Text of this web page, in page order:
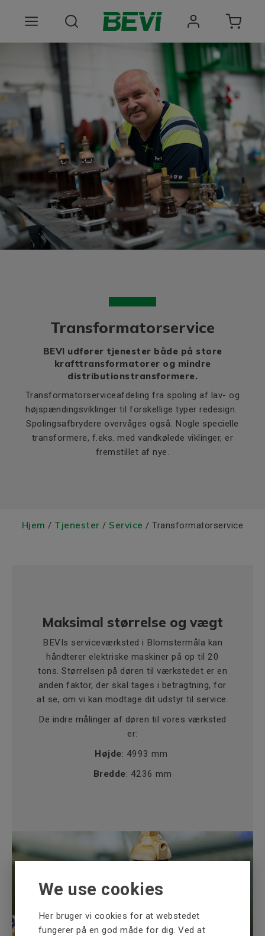
We use cookies
Her bruger vi cookies for at webstedet
fungerer på en god måde for dig. Ved at
Anvendelsesomrader
Tjenester
Kvalitet og bæredygtighed
Virksomheden BEVI
Choose language
Transformatorservice
BEVI udfører tjenester både på store
krafttransformatorer og mindre
distributionstransformere.
Transformatorserviceafdeling fra spoling af lav- og
højspændingsviklinger til forskellige typer redesign.
Spolingsafbrydere overvåges også. Nogle specielle
transformere, f.eks. med vandkølede viklinger, er
fremstillet af nye.
Hjem / Tjenester / Service / Transformatorservice
Maksimal størrelse og vægt
BEVIs serviceværksted i Blomstermåla kan
håndterer elektriske maskiner på op til 20
tons. Størrelsen på døren til værkstedet er en
anden faktor, der skal tages i betragtning, for
at se, om vi kan modtage dit udstyr til service.
De indre målinger af døren til vores værksted
er:
Højde: 4993 mm
Bredde: 4236 mm